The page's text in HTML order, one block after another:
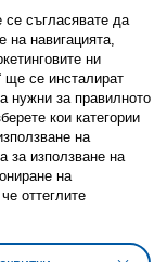
(Cookies)
бисквитки
се съгласявате да
на навигацията,
ни
ще се инсталират
нужни за правилното
кои категории
на
за използване на
на
оттеглите